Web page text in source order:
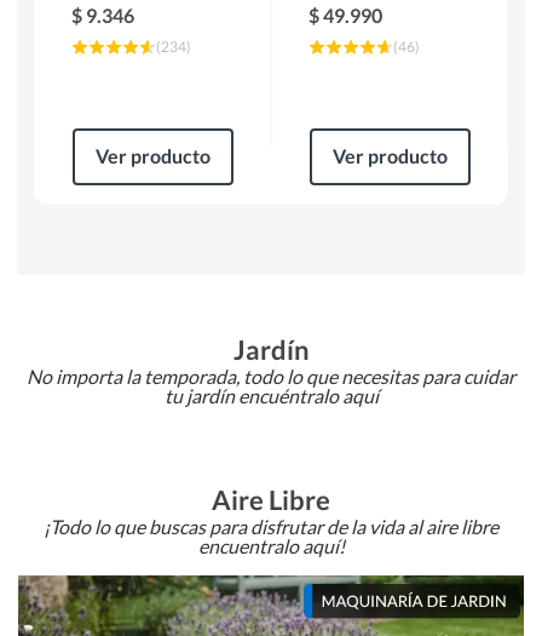
$ 9.346
(234)
Ver producto
$49.990
(46)
Ver producto
Jardín
No importa la temporada, todo lo que necesitas para cuidar
tu jardín encuéntralo aquí
Aire Libre
¡Todo lo que buscas para disfrutar de la vida al aire libre
encuentralo aquí!